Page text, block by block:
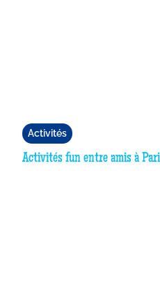
Activités
Activités fun entre amis à